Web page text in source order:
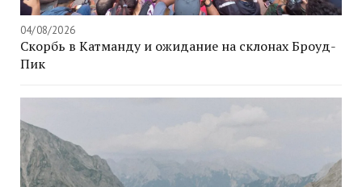
04/08/2026
Скорбь в Катманду и ожидание на склонах Броуд-
Пик